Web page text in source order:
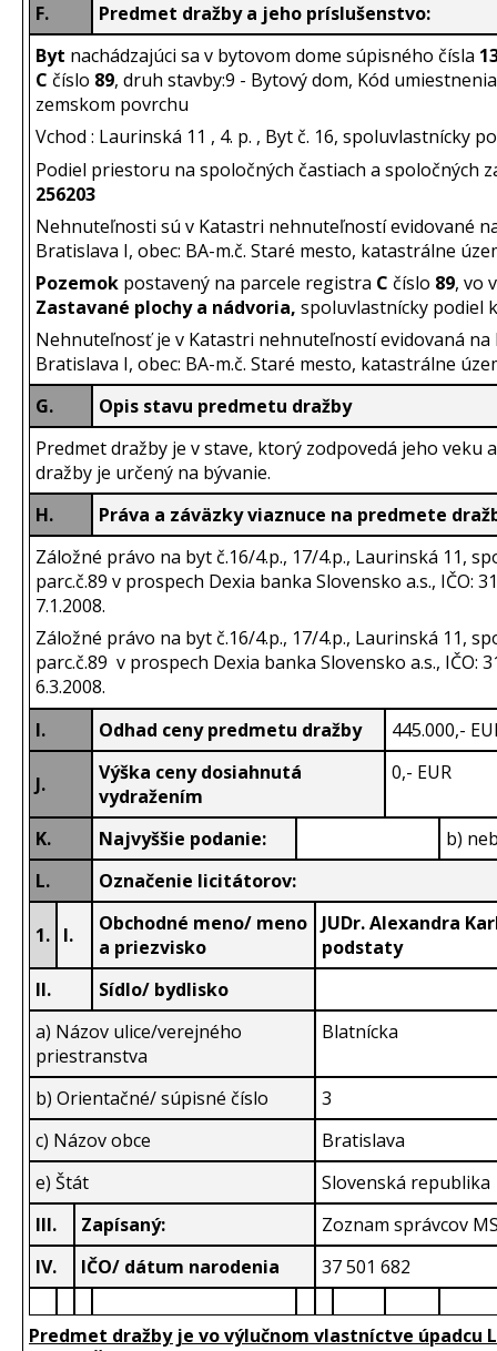
F.
Predmet dražby a jeho príslušenstvo:
Byt nachádzajúci sa v bytovom dome súpisného čísla
C číslo 89, druh stavby:9 - Bytový dom, Kód
zemskom povrchu
Vchod : Laurinská 11 , 4. p. , Byt č. 16, spoluvlastnícky
Podiel priestoru na spoločných častiach a spoločných
256203
Nehnuteľnosti sú v Katastri nehnuteľností evidované
Bratislava I, obec: BA-m.č. Staré mesto, katastrálne
Pozemok postavený na parcele registra C číslo 89, vo
Zastavané plochy a nádvoria, spoluvlastnícky podiel
Nehnuteľnosť je v Katastri nehnuteľností evidovaná na
Bratislava I, obec: BA-m.č. Staré mesto, katastrálne
G.
Opis stavu predmetu dražby
Predmet dražby je v stave, ktorý zodpovedá jeho veku
dražby je určený na bývanie.
H.
Práva a záväzky viaznuce na predmete
Záložné právo na byt č.16/4.p., 17/4.p., Laurinská 11,
parc.č.89 v prospech Dexia banka Slovensko a.s., IČO:
7.1.2008.
Záložné právo na byt č.16/4.p., 17/4.p., Laurinská 11,
parc.č.89 v prospech Dexia banka Slovensko a.s., IČO:
6.3.2008.
I.
Odhad ceny predmetu dražby 445.000,-
J.
Výška ceny dosiahnutá
vydražením
0,- EUR
K. Najvyššie podanie:
b)
L.
Označenie licitátorov:
1. I.
Obchodné meno/ meno
a priezvisko
JUDr. Alexandra
podstaty
II.
Sídlo/ bydlisko
a) Názov ulice/verejného
priestranstva
Blatnícka
b) Orientačné/ súpisné číslo
3
c) Názov obce
Bratislava
e) Štát
Slovenská republika
III.
Zapísaný:
Zoznam správcov
IV.
IČO/ dátum narodenia 37 501 682
Predmet dražby je vo výlučnom vlastníctve úpadcu